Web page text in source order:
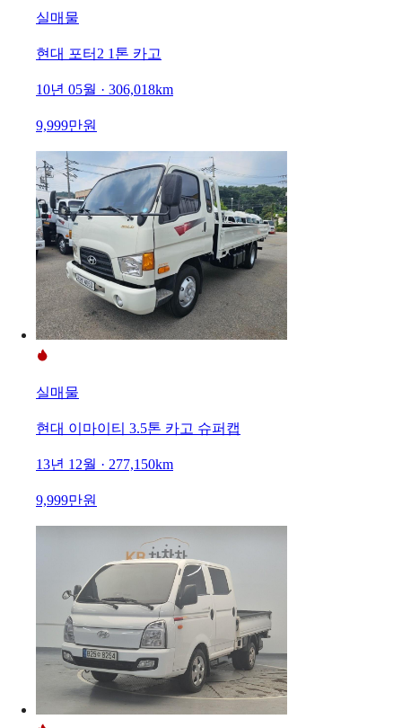
실매물
현대 포터2 1톤 카고
10년 05월 · 306,018km
9,999만원
실매물
현대 이마이티 3.5톤 카고 슈퍼캡
13년 12월 · 277,150km
9,999만원